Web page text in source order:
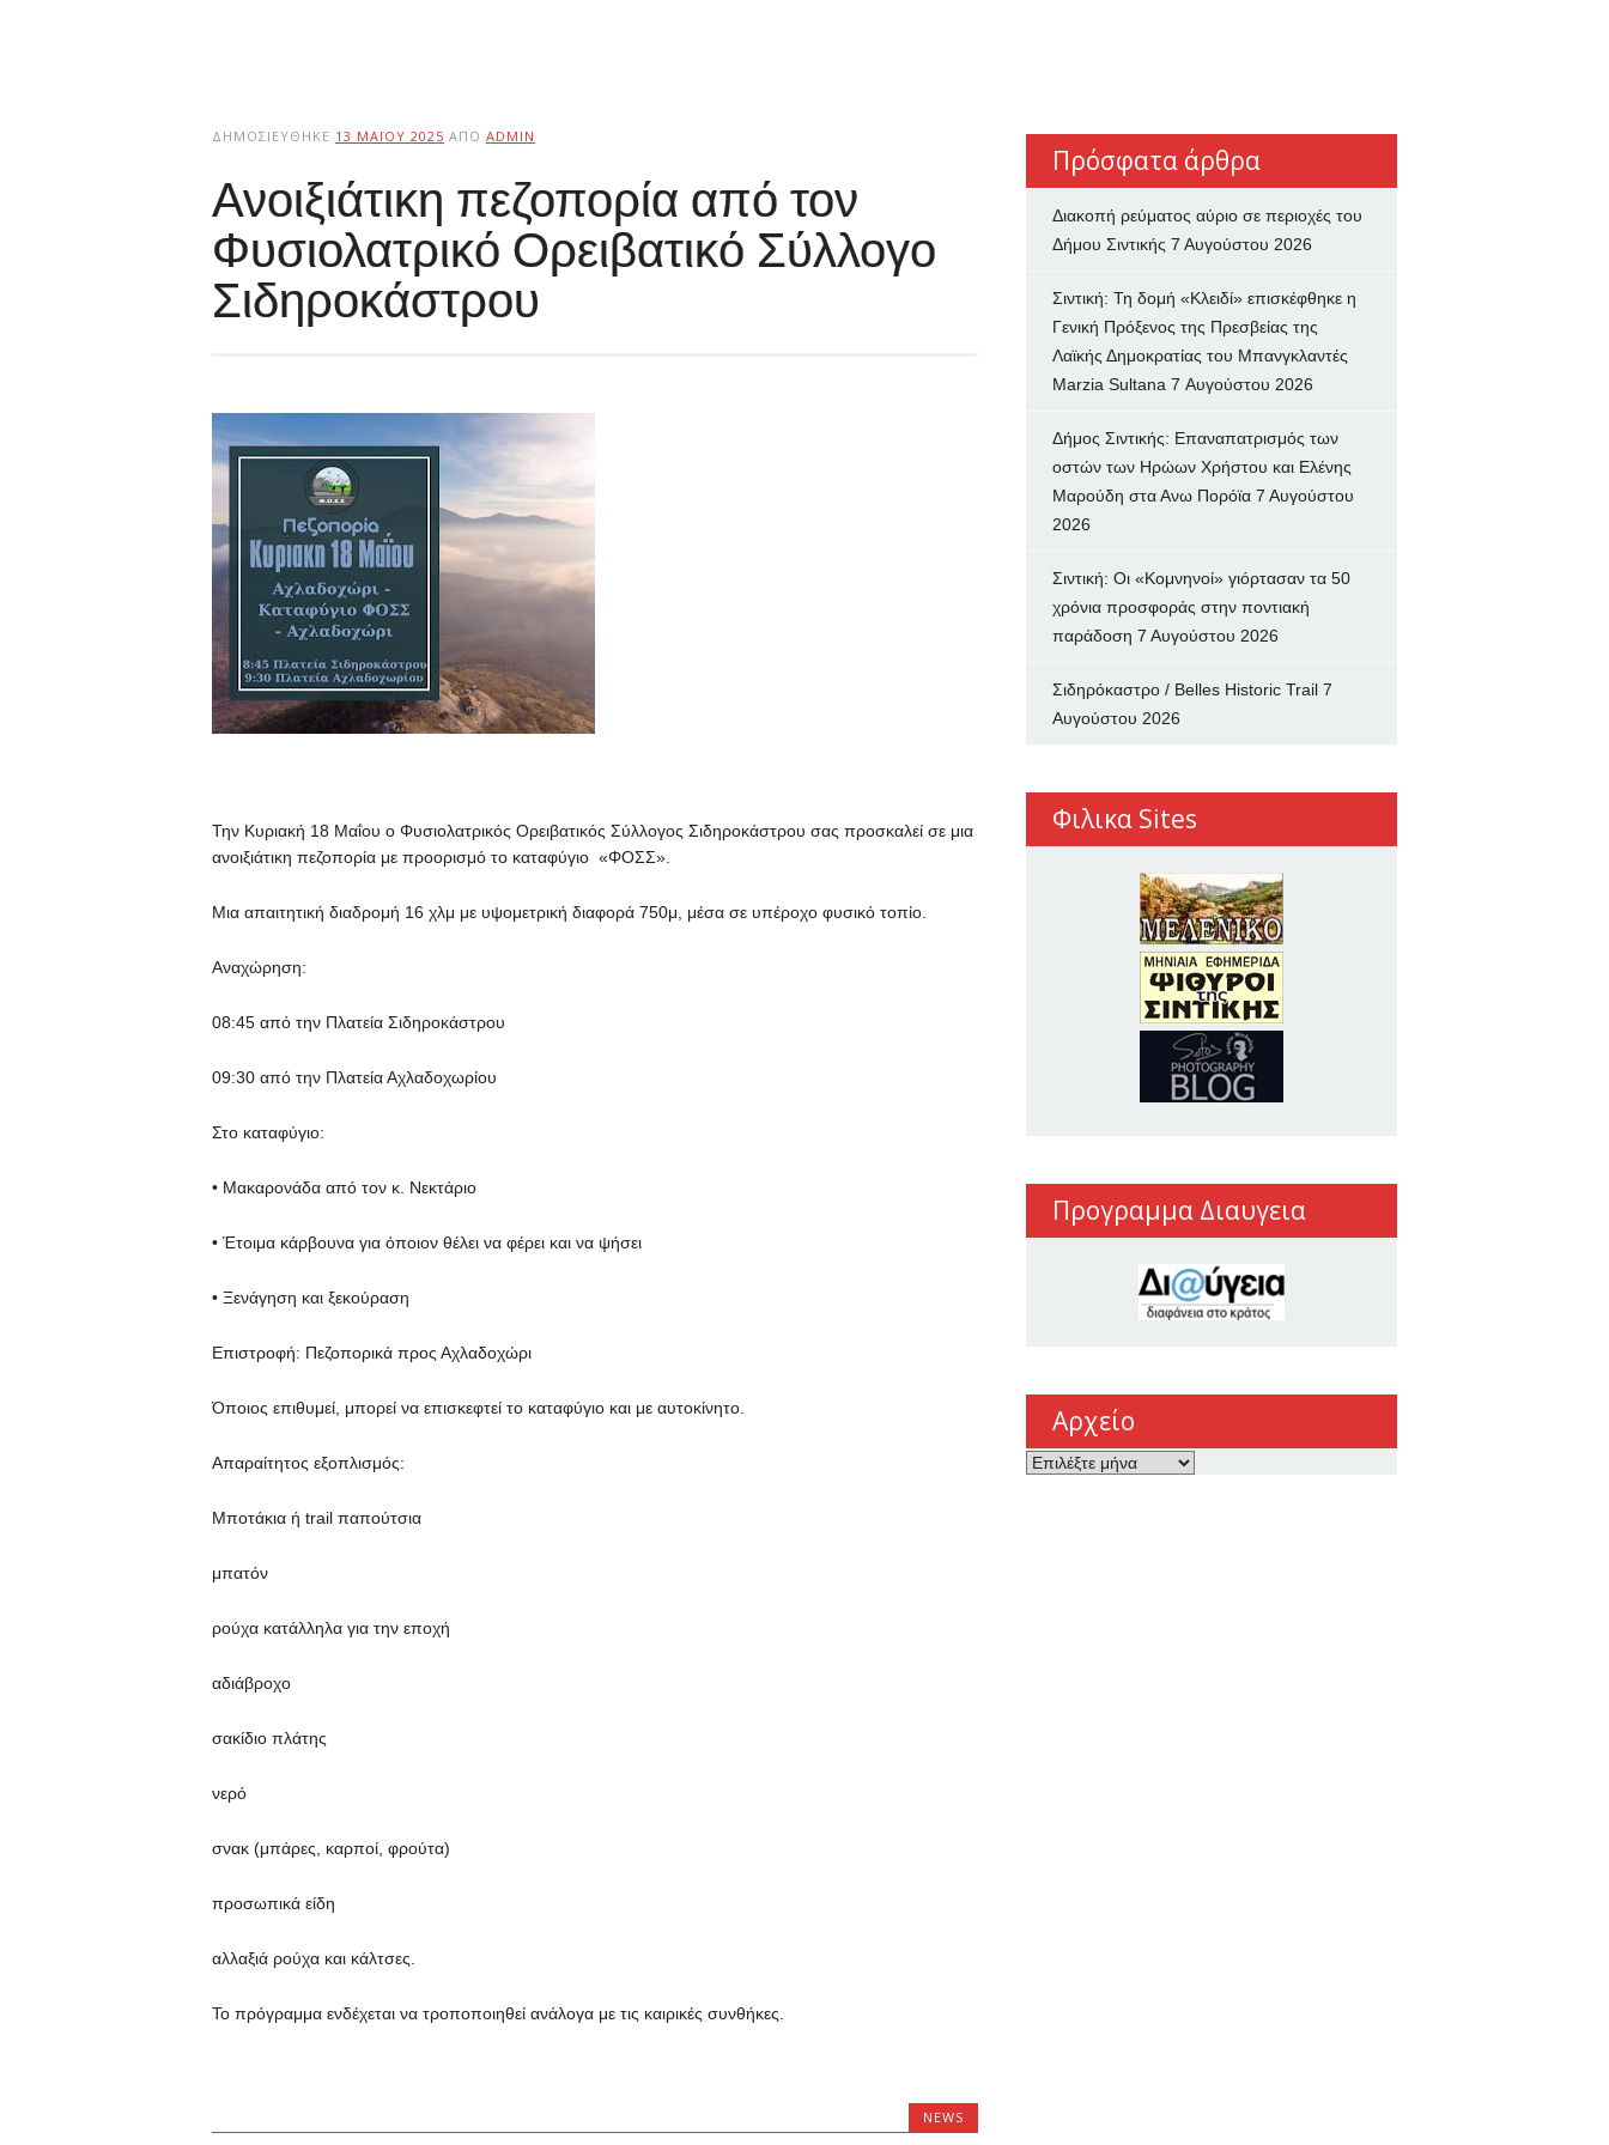
ΔΗΜΟΣΙΕΎΘΗΚΕ 13 ΜΑΪ́ΟΥ 2025 ΑΠΌ ADMIN
Ανοιξιάτικη πεζοπορία από τον
Φυσιολατρικό Ορειβατικό Σύλλογο
Σιδηροκάστρου
Την Κυριακή 18 Μαΐου ο Φυσιολατρικός Ορειβατικός Σύλλογος Σιδηροκάστρου σας προσκαλεί σε μια
ανοιξιάτικη πεζοπορία με προορισμό το καταφύγιο «ΦΟΣΣ».
Μια απαιτητική διαδρομή 16 χλμ με υψομετρική διαφορά 750μ, μέσα σε υπέροχο φυσικό τοπίο.
Αναχώρηση:
08:45 από την Πλατεία Σιδηροκάστρου
09:30 από την Πλατεία Αχλαδοχωρίου
Στο καταφύγιο:
• Μακαρονάδα από τον κ. Νεκτάριο
• Έτοιμα κάρβουνα για όποιον θέλει να φέρει και να ψήσει
• Ξενάγηση και ξεκούραση
Επιστροφή: Πεζοπορικά προς Αχλαδοχώρι
Όποιος επιθυμεί, μπορεί να επισκεφτεί το καταφύγιο και με αυτοκίνητο.
Απαραίτητος εξοπλισμός:
Μποτάκια ή trail παπούτσια
μπατόν
ρούχα κατάλληλα για την εποχή
αδιάβροχο
σακίδιο πλάτης
νερό
σνακ (μπάρες, καρποί, φρούτα)
προσωπικά είδη
αλλαξιά ρούχα και κάλτσες.
Το πρόγραμμα ενδέχεται να τροποποιηθεί ανάλογα με τις καιρικές συνθήκες.
NEWS
Πρόσφατα άρθρα
Διακοπή ρεύματος αύριο σε περιοχές του
Δήμου Σιντικής 7 Αυγούστου 2026
Σιντική: Τη δομή «Κλειδί» επισκέφθηκε η
Γενική Πρόξενος της Πρεσβείας της
Λαϊκής Δημοκρατίας του Μπανγκλαντές
Marzia Sultana 7 Αυγούστου 2026
Δήμος Σιντικής: Επαναπατρισμός των
oστών των Ηρώων Χρήστου και Ελένης
Μαρούδη στα Ανω Πορόϊα 7 Αυγούστου
2026
Σιντική: Οι «Κομνηνοί» γιόρτασαν τα 50
χρόνια προσφοράς στην ποντιακή
παράδοση 7 Αυγούστου 2026
Σιδηρόκαστρο / Belles Historic Trail 7
Αυγούστου 2026
Φιλικα Sites
Προγραμμα Διαυγεια
Αρχείο
Αρχείο